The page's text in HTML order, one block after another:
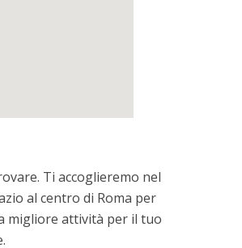
Ti accoglieremo nel
al centro di Roma per
migliore attività per il tuo